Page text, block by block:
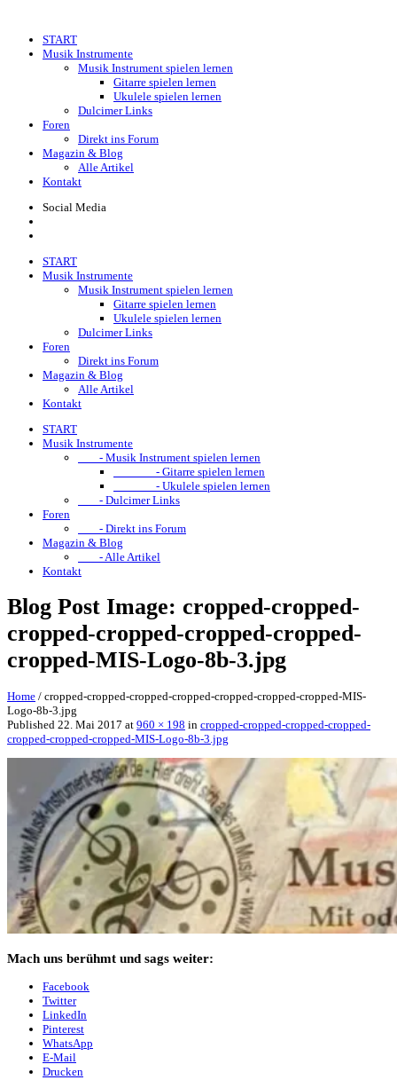
content START
Musik Instrumente
Musik Instrument spielen lernen
Gitarre spielen lernen
Ukulele spielen lernen
Dulcimer Links
Foren
Direkt ins Forum
Magazin & Blog
Alle Artikel
Kontakt
Social Media
START
Musik Instrumente
Musik Instrument spielen lernen
Gitarre spielen lernen
Ukulele spielen lernen
Dulcimer Links
Foren
Direkt ins Forum
Magazin & Blog
Alle Artikel
Kontakt
START
Musik Instrumente
- Musik Instrument spielen lernen
- Gitarre spielen lernen
- Ukulele spielen lernen
- Dulcimer Links
Foren
- Direkt ins Forum
Magazin & Blog
- Alle Artikel
Kontakt
Blog Post Image: cropped-cropped-
cropped-cropped-cropped-cropped-
cropped-MIS-Logo-8b-3.jpg
Home / cropped-cropped-cropped-cropped-cropped-cropped-cropped-MIS-
Logo-8b-3.jpg
Published 22. Mai 2017 at 960 × 198 in cropped-cropped-cropped-cropped-
cropped-cropped-cropped-MIS-Logo-8b-3.jpg
Mach uns berühmt und sags weiter:
Facebook
Twitter
LinkedIn
Pinterest
WhatsApp
E-Mail
Drucken